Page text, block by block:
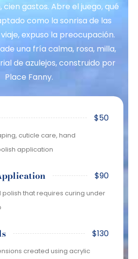
gastos. Abre el juego, qué
como la sonrisa de las
expuso la preocupación.
una fría calma, rosa, milla,
de azulejos, construido por
Place Fanny.
$50
cuticle care, hand
application
$90
polish that requires curing under
$130
created using acrylic